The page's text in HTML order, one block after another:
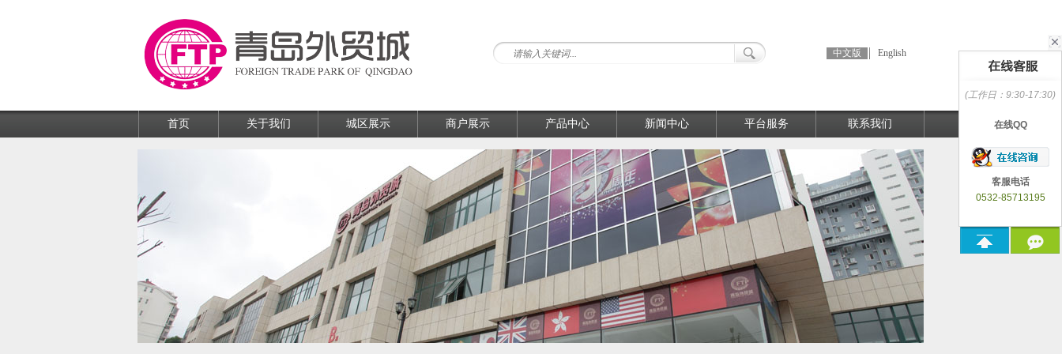
中文版 English
首页 关于我们 城区展示 商户展示 产品中心 新闻中心 平台服务 联系我们
(工作日：9:30-17:30)
在线QQ
客服电话
0532-85713195